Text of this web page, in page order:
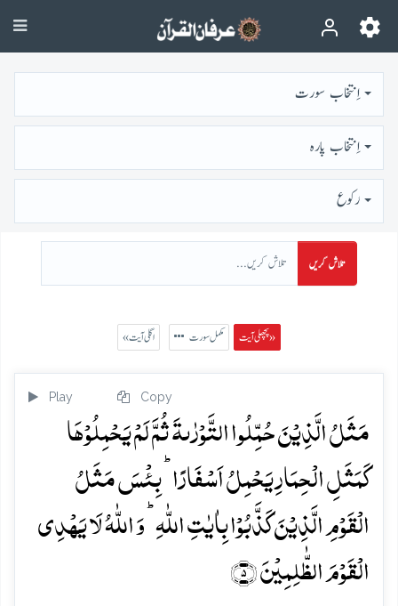
اِنتخاب سورت
اِنتخاب پارہ
رُكوع
تلاش کریں
پچھلی آیت » مکمل سورت « اگلی آیت
Play Copy
مَثَلُ الَّذِیۡنَ حُمِّلُوا التَّوۡرٰىۃَ ثُمَّ لَمۡ یَحۡمِلُوۡہَا
کَمَثَلِ الۡحِمَارِ یَحۡمِلُ اَسۡفَارًا ؕ بِئۡسَ مَثَلُ
الۡقَوۡمِ الَّذِیۡنَ کَذَّبُوۡا بِاٰیٰتِ اللّٰہِ ؕ وَ اللّٰہُ لَا یَہۡدِی
الۡقَوۡمَ الظّٰلِمِیۡنَ ﴿۵﴾